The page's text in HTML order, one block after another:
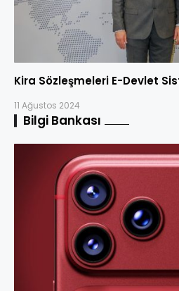
Kira Sözleşmeleri E-Devlet
11 Ağustos 2024
Bilgi Bankası